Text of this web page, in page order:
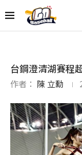
台鋼澄清湖賽程
作者： 陳 立勳